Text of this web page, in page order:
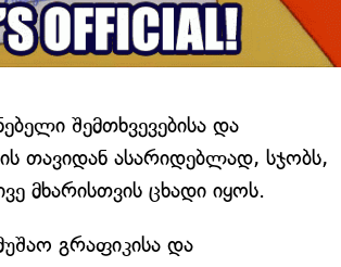
შემთხვევებისა და
თავიდან ასარიდებლად, სჯობს,
მხარისთვის ცხადი იყოს.
გრაფიკისა და